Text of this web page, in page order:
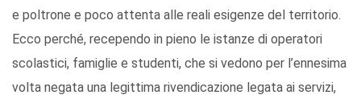
e poltrone e poco attenta alle reali esigenze del territorio.
Ecco perché, recependo in pieno le istanze di operatori
scolastici, famiglie e studenti, che si vedono per l’ennesima
volta negata una legittima rivendicazione legata ai servizi,